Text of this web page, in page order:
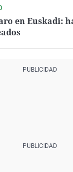
en Euskadi: